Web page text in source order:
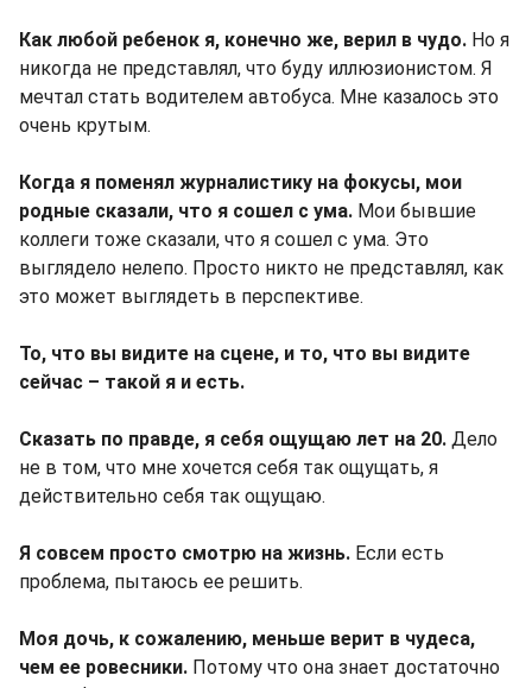
Как любой ребенок я, конечно же, верил в чудо. Но я
никогда не представлял, что буду иллюзионистом. Я
мечтал стать водителем автобуса. Мне казалось это
очень крутым.
Когда я поменял журналистику на фокусы, мои
родные сказали, что я сошел с ума. Мои бывшие
коллеги тоже сказали, что я сошел с ума. Это
выглядело нелепо. Просто никто не представлял, как
это может выглядеть в перспективе.
То, что вы видите на сцене, и то, что вы видите
сейчас – такой я и есть.
Сказать по правде, я себя ощущаю лет на 20. Дело
не в том, что мне хочется себя так ощущать, я
действительно себя так ощущаю.
Я совсем просто смотрю на жизнь. Если есть
проблема, пытаюсь ее решить.
Моя дочь, к сожалению, меньше верит в чудеса,
чем ее ровесники. Потому что она знает достаточно